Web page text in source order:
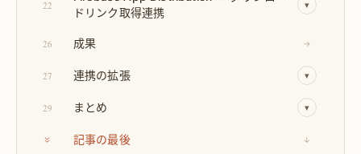
22
ドリンク取得連携
▾
26 成果 →
27 連携の拡張 ▾
29 まとめ ▾
記事の最後 ↓